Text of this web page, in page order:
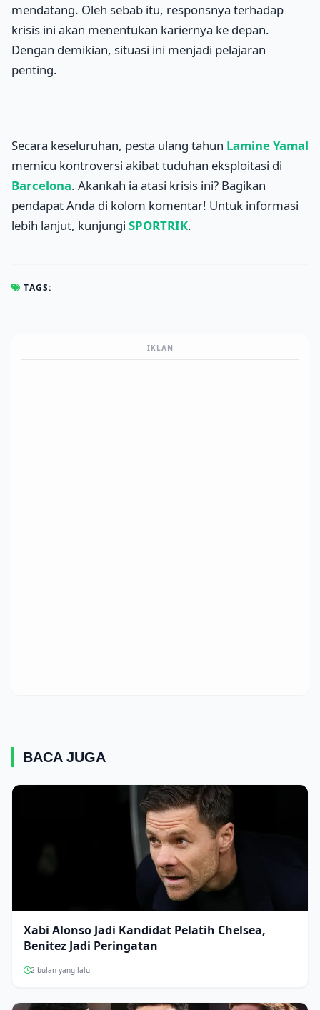
mendatang. Oleh sebab itu, responsnya terhadap
krisis ini akan menentukan kariernya ke depan.
Dengan demikian, situasi ini menjadi pelajaran
penting.
Secara keseluruhan, pesta ulang tahun Lamine Yamal
memicu kontroversi akibat tuduhan eksploitasi di
Barcelona. Akankah ia atasi krisis ini? Bagikan
pendapat Anda di kolom komentar! Untuk informasi
lebih lanjut, kunjungi SPORTRIK.
TAGS:
IKLAN
BACA JUGA
Xabi Alonso Jadi Kandidat Pelatih Chelsea,
Benitez Jadi Peringatan
2 bulan yang lalu